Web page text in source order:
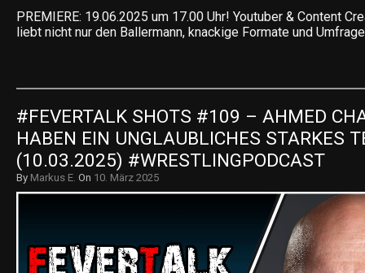
PREMIERE: 19.06.2025 um 17.00 Uhr! Youtuber & Content
liebt nicht nur den Ballermann, knackige Formate und
#FEVERTALK SHOTS #109 – AHMED
HABEN EIN UNGLAUBLICHES STARKES
(10.03.2025) #WRESTLINGPODCAST
By Markus E. On 10. März 2025